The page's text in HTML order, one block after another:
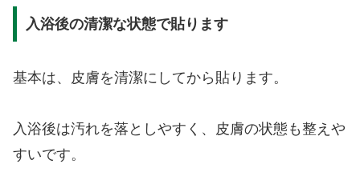
入浴後の清潔な状態で貼ります
基本は、皮膚を清潔にしてから貼ります。
入浴後は汚れを落としやすく、皮膚の状態も整えや
すいです。